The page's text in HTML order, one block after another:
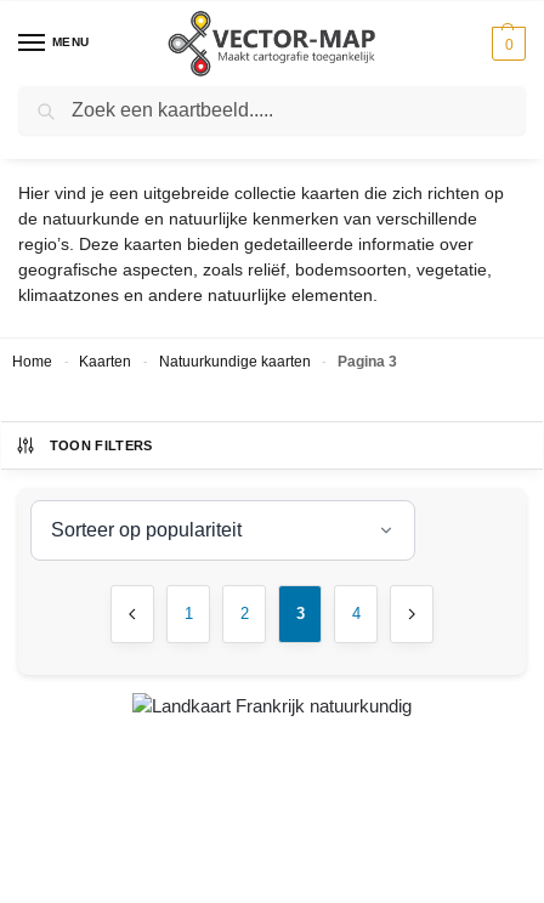
MENU 0
Hier vind je een uitgebreide collectie kaarten die zich richten op
de natuurkunde en natuurlijke kenmerken van verschillende
regio’s. Deze kaarten bieden gedetailleerde informatie over
geografische aspecten, zoals reliëf, bodemsoorten, vegetatie,
klimaatzones en andere natuurlijke elementen.
Home - Kaarten - Natuurkundige kaarten - Pagina 3
TOON FILTERS
1 2 3 4